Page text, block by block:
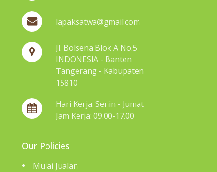
lapaksatwa@gmail.com
Jl. Bolsena Blok A No.5
INDONESIA - Banten
Tangerang - Kabupaten
15810
Hari Kerja: Senin - Jumat
Jam Kerja: 09.00-17.00
Our Policies
Mulai Jualan